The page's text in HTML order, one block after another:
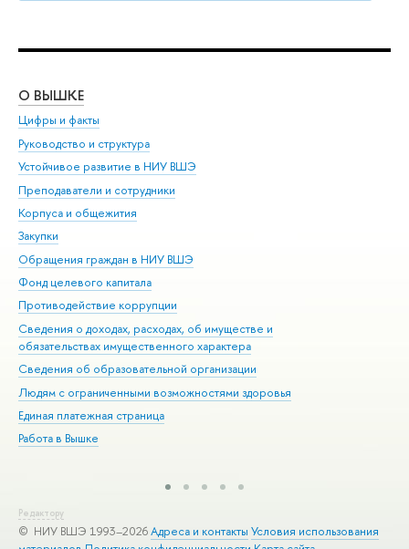
О ВЫШКЕ
Цифры и факты
Руководство и структура
Устойчивое развитие в НИУ ВШЭ
Преподаватели и сотрудники
Корпуса и общежития
Закупки
Обращения граждан в НИУ ВШЭ
Фонд целевого капитала
Противодействие коррупции
Сведения о доходах, расходах, об имуществе и
обязательствах имущественного характера
Сведения об образовательной организации
Людям с ограниченными возможностями здоровья
Единая платежная страница
Работа в Вышке
Редактору
© НИУ ВШЭ 1993–2026Адреса и контакты Условия использования